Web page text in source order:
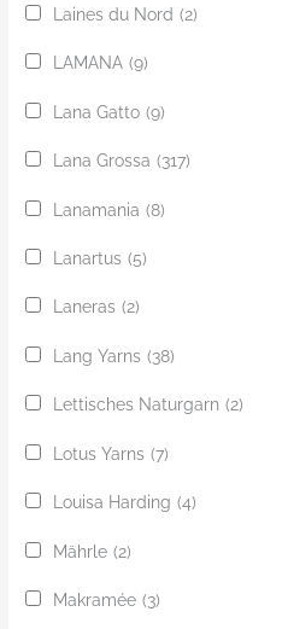
Laines du Nord (2)
LAMANA (9)
Lana Gatto (9)
Lana Grossa (317)
Lanamania (8)
Lanartus (5)
Laneras (2)
Lang Yarns (38)
Lettisches Naturgarn (2)
Lotus Yarns (7)
Louisa Harding (4)
Mährle (2)
Makramée (3)